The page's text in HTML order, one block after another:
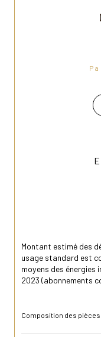
Montant estimé des
usage standard est
moyens des énergies
2023 (abonnements
Composition des pièces